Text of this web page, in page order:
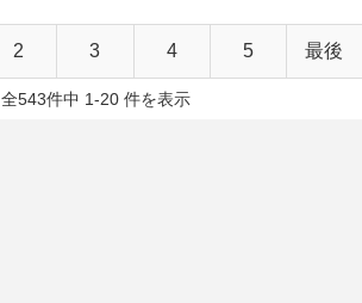
2 3 4 5 最後
全543件中 1-20 件を表示